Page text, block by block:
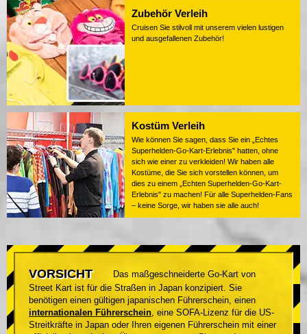
Zubehör Verleih
Cruisen Sie stilvoll mit unserem vielen lustigen
und ausgefallenen Zubehör!
Kostüm Verleih
Wie können Sie sagen, dass Sie ein „Echtes
Superhelden-Go-Kart-Erlebnis" hatten, ohne
sich wie einer zu verkleiden! Wir haben alle
Kostüme, die Sie sich vorstellen können, um
dies zu einem „Echten Superhelden-Go-Kart-
Erlebnis" zu machen! Für alle Superhelden-Fans
– keine Sorge, wir haben sie alle auch!
VORSICHT
Das maßgeschneiderte Go-Kart von
Street Kart ist für die Straßen in Japan konzipiert. Sie
benötigen einen gültigen japanischen Führerschein, einen
internationalen Führerschein, eine SOFA-Lizenz für die US-
Streitkräfte in Japan oder Ihren eigenen Führerschein mit einer